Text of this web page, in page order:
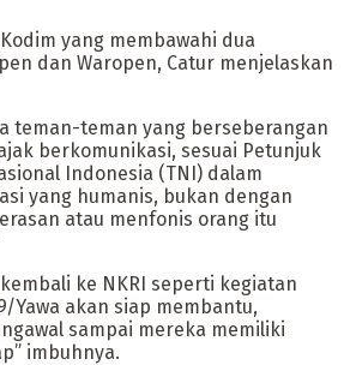
yang membawahi dua
dan Waropen, Catur menjelaskan
teman-teman yang berseberangan
berkomunikasi, sesuai Petunjuk
Indonesia (TNI) dalam
yang humanis, bukan dengan
atau menfonis orang itu
ke NKRI seperti kegiatan
Yawa akan siap membantu,
sampai mereka memiliki
imbuhnya.